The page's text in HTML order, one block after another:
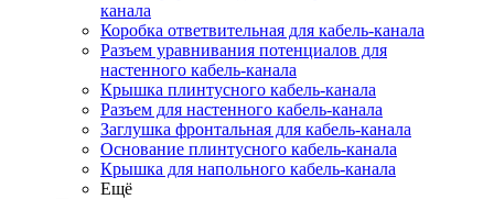
канала
Коробка ответвительная для кабель-канала
Разъем уравнивания потенциалов для
настенного кабель-канала
Крышка плинтусного кабель-канала
Разъем для настенного кабель-канала
Заглушка фронтальная для кабель-канала
Основание плинтусного кабель-канала
Крышка для напольного кабель-канала
Ещё